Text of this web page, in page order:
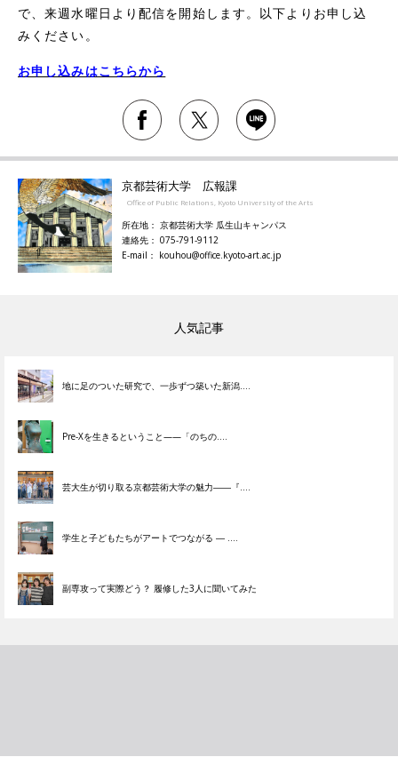
で、来週水曜日より配信を開始します。以下よりお申し込
みください。
お申し込みはこちらから
京都芸術大学 広報課
Office of Public Relations, Kyoto University of the Arts
所在地： 京都芸術大学 瓜生山キャンパス
連絡先： 075-791-9112
E-mail： kouhou@office.kyoto-art.ac.jp
人気記事
地に足のついた研究で、一歩ずつ築いた新潟....
Pre-Xを生きるということ——「のちの....
芸大生が切り取る京都芸術大学の魅力――『....
学生と子どもたちがアートでつながる ― ....
副専攻って実際どう？ 履修した3人に聞いてみた